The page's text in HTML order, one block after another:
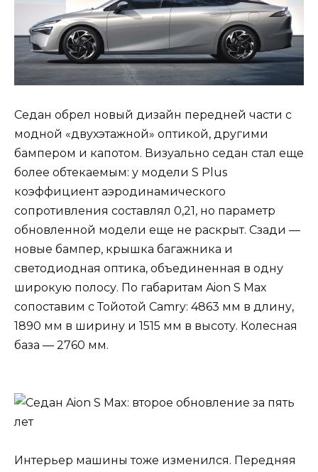
Седан обрел новый дизайн передней части c
модной «двухэтажной» оптикой, другими
бампером и капотом. Визуально седан стал еще
более обтекаемым: у модели S Plus
коэффициент аэродинамического
сопротивления составлял 0,21, но параметр
обновленной модели еще не раскрыт. Сзади —
новые бампер, крышка багажника и
светодиодная оптика, объединенная в одну
широкую полосу. По габаритам Aion S Max
сопоставим с Тойотой Camry: 4863 мм в длину,
1890 мм в ширину и 1515 мм в высоту. Колесная
база — 2760 мм.
Интерьер машины тоже изменился. Передняя